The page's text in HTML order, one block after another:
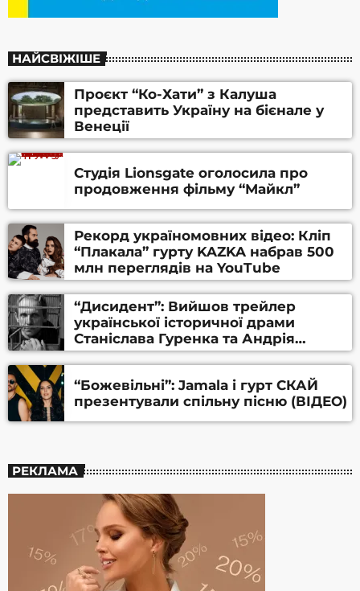
НАЙСВІЖІШЕ
Проєкт “Ко-Хати” з Калуша
представить Україну на бієнале у
Венеції
Студія Lionsgate оголосила про
продовження фільму “Майкл”
Рекорд україномовних відео: Кліп
“Плакала” гурту KAZKA набрав 500
млн переглядів на YouTube
“Дисидент”: Вийшов трейлер
української історичної драми
Станіслава Гуренка та Андрія
Алфьорова (ВІДЕО)
“Божевільні”: Jamala і гурт СКАЙ
презентували спільну пісню (ВІДЕО)
РЕКЛАМА